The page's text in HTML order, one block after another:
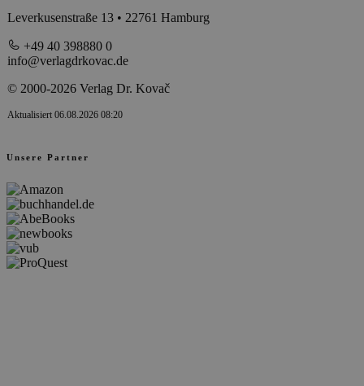
Leverkusenstraße 13 • 22761 Hamburg
+49 40 398880 0
info@verlagdrkovac.de
© 2000-2026 Verlag Dr. Kovač
Aktualisiert 06.08.2026 08:20
Unsere Partner